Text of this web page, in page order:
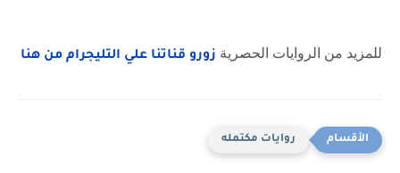
للمزيد من الروايات الحصرية زورو قناتنا علي التليجرام من هنا
روايات مكتمله